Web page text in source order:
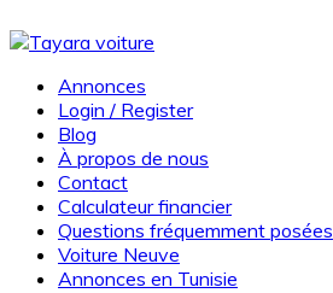
Annonces
Login / Register
Blog
À propos de nous
Contact
Calculateur financier
Questions fréquemment posées
Voiture Neuve
Annonces en Tunisie